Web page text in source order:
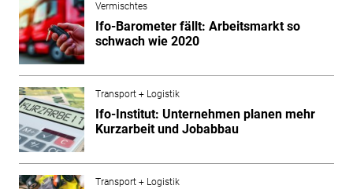
Vermischtes
Ifo-Barometer fällt: Arbeitsmarkt so
schwach wie 2020
Transport + Logistik
Ifo-Institut: Unternehmen planen mehr
Kurzarbeit und Jobabbau
Transport + Logistik